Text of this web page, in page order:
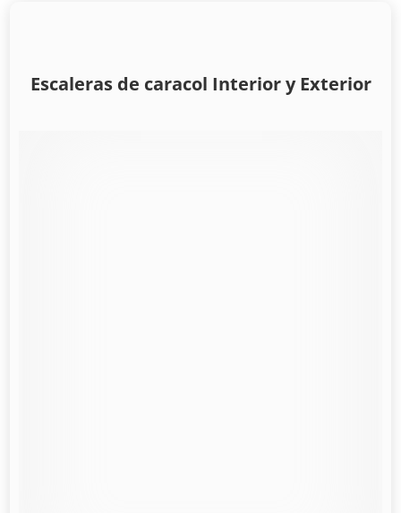
Escaleras de caracol Interior y Exterior